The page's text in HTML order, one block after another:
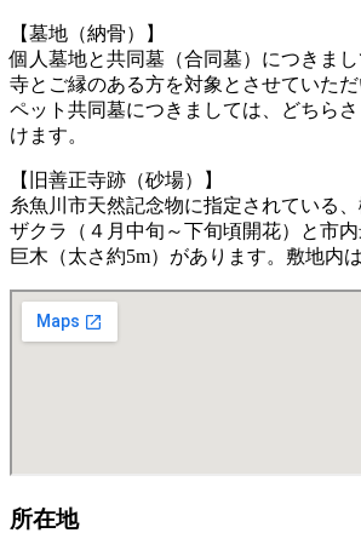
【墓地（納骨）】
個人墓地と共同墓（合同墓）につきま
寺とご縁のある方を対象とさせていただ
ペット共同墓につきましては、どちら
けます。
【旧善正寺跡（砂場）】
糸魚川市天然記念物に指定されている
ザクラ（４月中旬～下旬頃開花）と市
巨木（太さ約5m）があります。敷地内
所在地